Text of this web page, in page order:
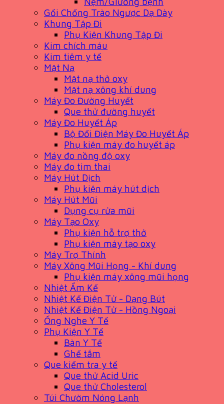
Gối Chống Trào Ngược Dạ Dày
Khung Tập Đi
Phụ Kiện Khung Tập Đi
Kim chích máu
Kim tiêm y tế
Mặt Nạ
Mặt nạ thở oxy
Mặt nạ xông khí dung
Máy Đo Đường Huyết
Que thử đường huyết
Máy Đo Huyết Áp
Bộ Đổi Điện Máy Đo Huyết Áp
Phụ kiện máy đo huyết áp
Máy đo nồng độ oxy
Máy đo tim thai
Máy Hút Dịch
Phụ kiện máy hút dịch
Máy Hút Mũi
Dụng cụ rửa mũi
Máy Tạo Oxy
Phụ kiện hỗ trợ thở
Phụ kiện máy tạo oxy
Máy Trợ Thính
Máy Xông Mũi Họng - Khí dung
Phụ kiện máy xông mũi họng
Nhiệt Ẩm Kế
Nhiệt Kế Điện Tử - Dạng Bút
Nhiệt Kế Điện Tử - Hồng Ngoại
Ống Nghe Y Tế
Phụ Kiện Y Tế
Bàn Y Tế
Ghế tắm
Que kiểm tra y tế
Que thử Acid Uric
Que thử Cholesterol
Túi Chườm Nóng Lạnh